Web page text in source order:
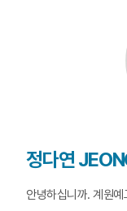
정다연
안녕하십니까. 계원